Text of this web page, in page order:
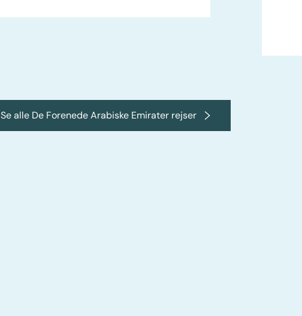
Se alle De Forenede Arabiske Emirater rejser